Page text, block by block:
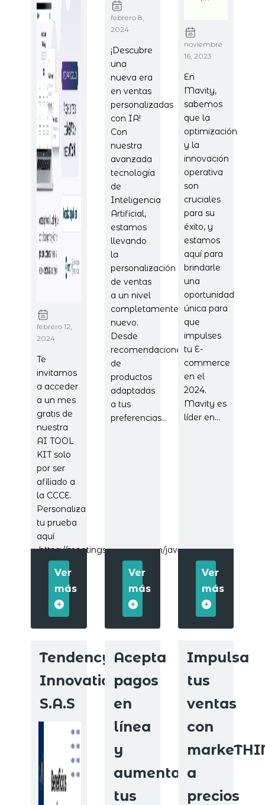
febrero 12,
2024
Te
invitamos
a acceder
a un mes
gratis de
nuestra
AI TOOL
KIT solo
por ser
afiliado a
la CCCE.
Personaliza
tu prueba
aquí
https://meetings.hubspot.com/javier252
Ver
más
febrero 8,
2024
¡Descubre
una
nueva era
en ventas
personalizadas
con IA!
Con
nuestra
avanzada
tecnología
de
Inteligencia
Artificial,
estamos
llevando
la
personalización
de ventas
a un nivel
completamente
nuevo.
Desde
recomendaciones
de
productos
adaptadas
a tus
preferencias...
Ver
más
noviembre
16, 2023
En
Mavity,
sabemos
que la
optimización
y la
innovación
operativa
son
cruciales
para su
éxito, y
estamos
aquí para
brindarle
una
oportunidad
única para
que
impulses
tu E-
commerce
en el
2024.
Mavity es
líder en...
Ver
más
Tendencys
Innovations
S.A.S
Acepta
pagos
en
línea
y
aumenta
tus
Impulsa
tus
ventas
con
a
precios